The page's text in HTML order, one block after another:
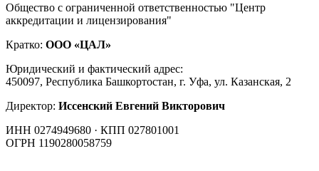
Общество с ограниченной ответственностью "Центр
аккредитации и лицензирования"
Кратко: ООО «ЦАЛ»
Юридический и фактический адрес:
450097, Республика Башкортостан, г. Уфа, ул. Казанская, 2
Директор: Иссенский Евгений Викторович
ИНН 0274949680 · КПП 027801001
ОГРН 1190280058759